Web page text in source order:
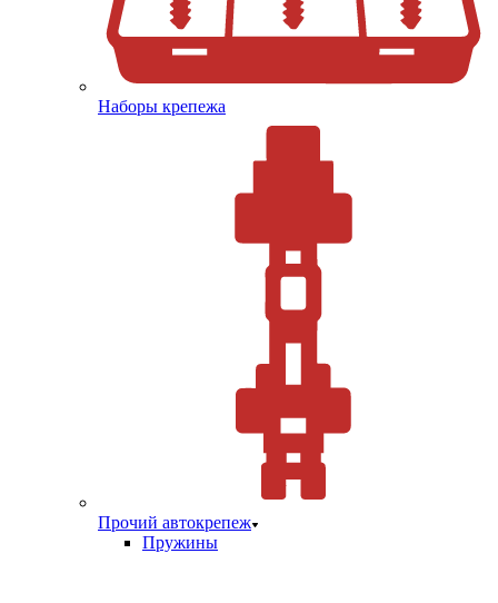
Наборы крепежа
Прочий автокрепеж
Пружины